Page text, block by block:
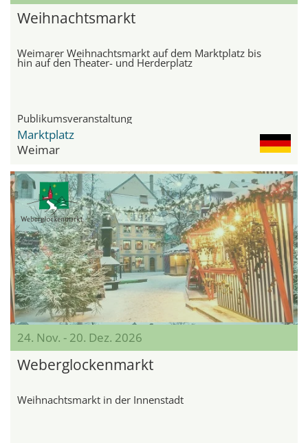
Weihnachtsmarkt
Weimarer Weihnachtsmarkt auf dem Marktplatz bis
hin auf den Theater- und Herderplatz
Publikumsveranstaltung
Marktplatz
Weimar
24. Nov. - 20. Dez. 2026
Weberglockenmarkt
Weihnachtsmarkt in der Innenstadt